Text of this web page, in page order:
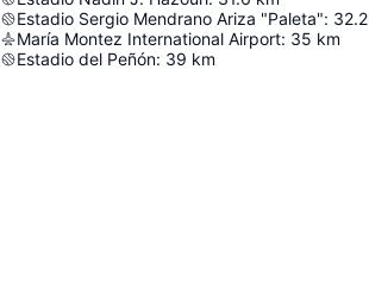
Estadio Sergio Mendrano Ariza "Paleta": 32.2
María Montez International Airport: 35 km
Estadio del Peñón: 39 km